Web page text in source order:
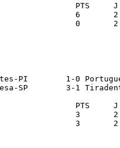
SG	CA	CV	%
1	7	4	0	100
8	-7	2	0	0
PI        1-0
SP        3-1
SG	CA	CV	%
2	1	7	0	50
3	-1	2	0	50